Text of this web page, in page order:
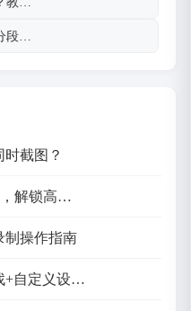
段…
截图？
，解锁高…
制操作指南
+自定义设…